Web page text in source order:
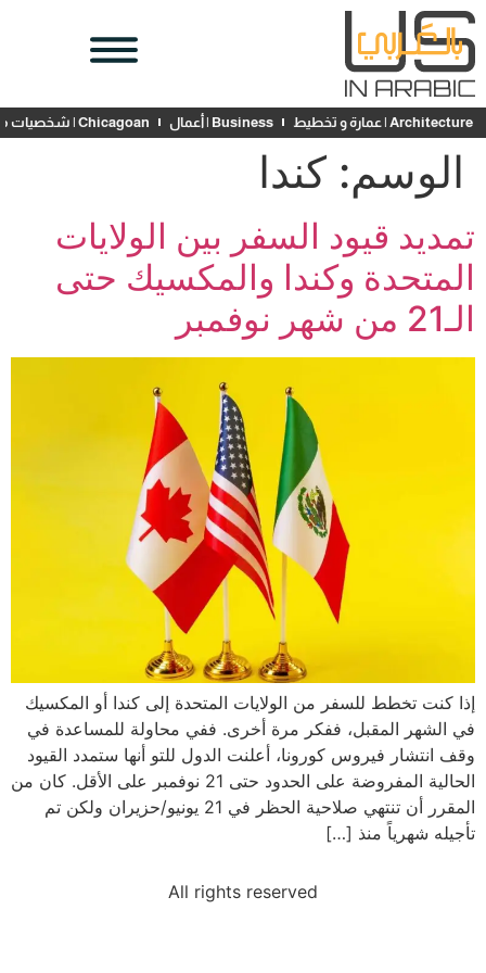
Architecture | عمارة و تخطيط Business | أعمال Chicagoan | شخصيات محلية
الوسم: كندا
تمديد قيود السفر بين الولايات
المتحدة وكندا والمكسيك حتى
الـ21 من شهر نوفمبر
إذا كنت تخطط للسفر من الولايات المتحدة إلى كندا أو المكسيك
في الشهر المقبل، ففكر مرة أخرى. ففي محاولة للمساعدة في
وقف انتشار فيروس كورونا، أعلنت الدول للتو أنها ستمدد القيود
الحالية المفروضة على الحدود حتى 21 نوفمبر على الأقل. كان من
المقرر أن تنتهي صلاحية الحظر في 21 يونيو/حزيران ولكن تم
تأجيله شهرياً منذ […]
All rights reserved